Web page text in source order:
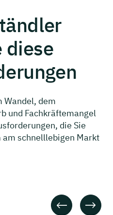
diese
Wandel, dem
und Fachkräftemangel
die Sie
schnelllebigen Markt